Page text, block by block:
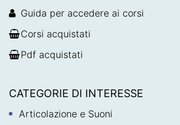
Guida per accedere ai corsi
Corsi acquistati
Pdf acquistati
CATEGORIE DI INTERESSE
Articolazione e Suoni